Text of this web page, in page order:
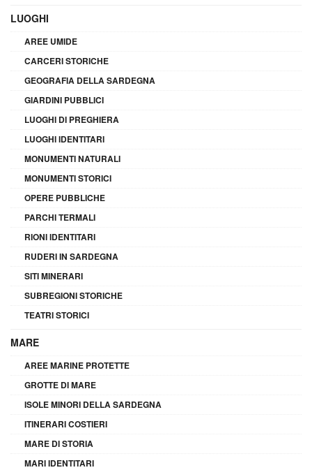
LUOGHI
AREE UMIDE
CARCERI STORICHE
GEOGRAFIA DELLA SARDEGNA
GIARDINI PUBBLICI
LUOGHI DI PREGHIERA
LUOGHI IDENTITARI
MONUMENTI NATURALI
MONUMENTI STORICI
OPERE PUBBLICHE
PARCHI TERMALI
RIONI IDENTITARI
RUDERI IN SARDEGNA
SITI MINERARI
SUBREGIONI STORICHE
TEATRI STORICI
MARE
AREE MARINE PROTETTE
GROTTE DI MARE
ISOLE MINORI DELLA SARDEGNA
ITINERARI COSTIERI
MARE DI STORIA
MARI IDENTITARI